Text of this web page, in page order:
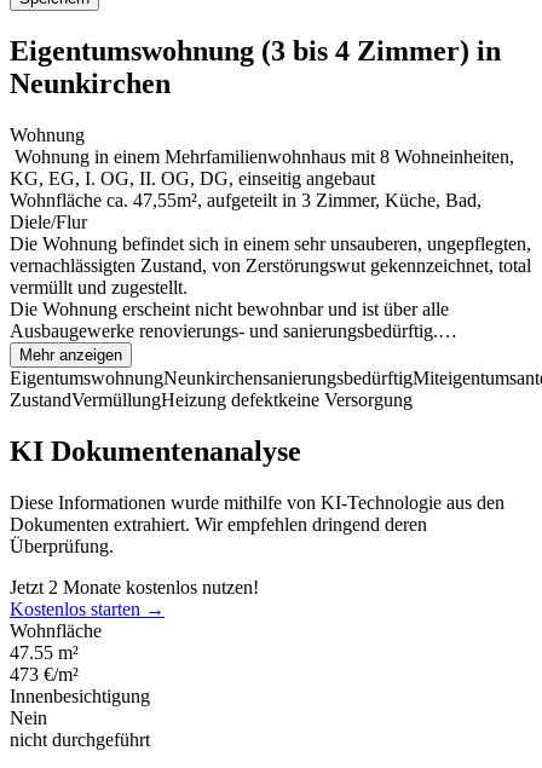
Eigentumswohnung (3 bis 4 Zimmer) in
Neunkirchen
Wohnung
Wohnung in einem Mehrfamilienwohnhaus mit 8 Wohneinheiten,
KG, EG, I. OG, II. OG, DG, einseitig angebaut
Wohnfläche ca. 47,55m², aufgeteilt in 3 Zimmer, Küche, Bad,
Diele/Flur
Die Wohnung befindet sich in einem sehr unsauberen, ungepflegten,
vernachlässigten Zustand, von Zerstörungswut gekennzeichnet, total
vermüllt und zugestellt.
Die Wohnung erscheint nicht bewohnbar und ist über alle
Ausbaugewerke renovierungs- und sanierungsbedürftig.…
Mehr anzeigen
EigentumswohnungNeunkirchensanierungsbedürftig
ZustandVermüllungHeizung defektkeine Versorgung
KI Dokumentenanalyse
Diese Informationen wurde mithilfe von KI-Technologie aus den
Dokumenten extrahiert. Wir empfehlen dringend deren
Überprüfung.
Jetzt 2 Monate kostenlos nutzen!
Kostenlos starten →
Wohnfläche
47.55 m²
473 €/m²
Innenbesichtigung
Nein
nicht durchgeführt